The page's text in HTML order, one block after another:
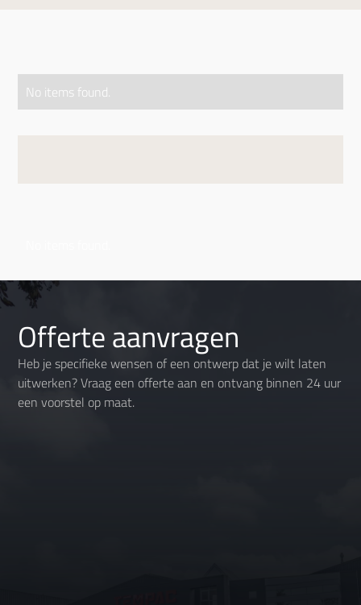
No items found.
Offerte aanvragen
Heb je specifieke wensen of een ontwerp dat je wilt laten
uitwerken? Vraag een offerte aan en ontvang binnen 24 uur
een voorstel op maat.